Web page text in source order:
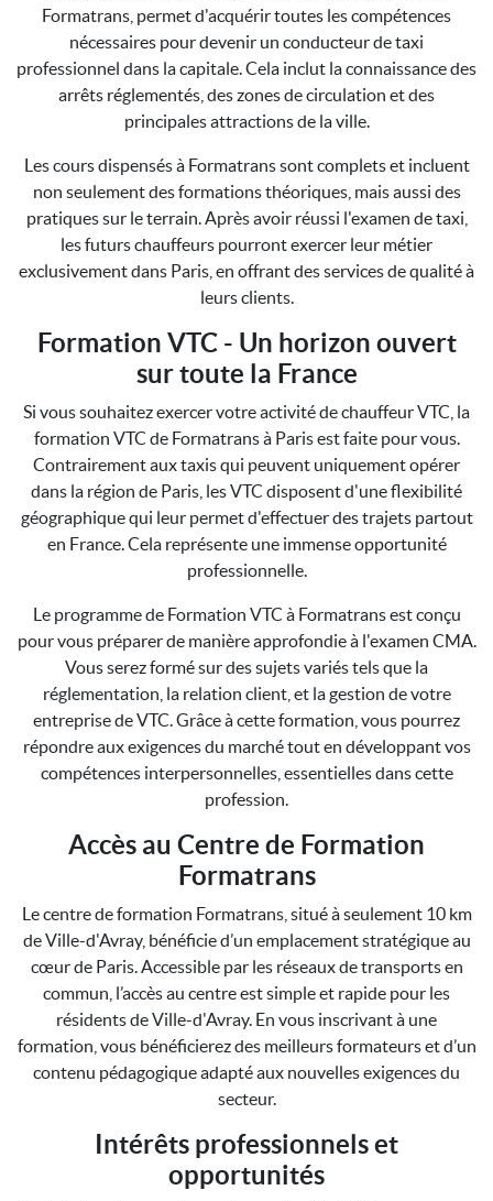
Formatrans, permet d'acquérir toutes les compétences
nécessaires pour devenir un conducteur de taxi
professionnel dans la capitale. Cela inclut la connaissance des
arrêts réglementés, des zones de circulation et des
principales attractions de la ville.
Les cours dispensés à Formatrans sont complets et incluent
non seulement des formations théoriques, mais aussi des
pratiques sur le terrain. Après avoir réussi l'examen de taxi,
les futurs chauffeurs pourront exercer leur métier
exclusivement dans Paris, en offrant des services de qualité à
leurs clients.
Formation VTC - Un horizon ouvert
sur toute la France
Si vous souhaitez exercer votre activité de chauffeur VTC, la
formation VTC de Formatrans à Paris est faite pour vous.
Contrairement aux taxis qui peuvent uniquement opérer
dans la région de Paris, les VTC disposent d'une flexibilité
géographique qui leur permet d'effectuer des trajets partout
en France. Cela représente une immense opportunité
professionnelle.
Le programme de Formation VTC à Formatrans est conçu
pour vous préparer de manière approfondie à l'examen CMA.
Vous serez formé sur des sujets variés tels que la
réglementation, la relation client, et la gestion de votre
entreprise de VTC. Grâce à cette formation, vous pourrez
répondre aux exigences du marché tout en développant vos
compétences interpersonnelles, essentielles dans cette
profession.
Accès au Centre de Formation
Formatrans
Le centre de formation Formatrans, situé à seulement 10 km
de Ville-d'Avray, bénéficie d’un emplacement stratégique au
cœur de Paris. Accessible par les réseaux de transports en
commun, l’accès au centre est simple et rapide pour les
résidents de Ville-d'Avray. En vous inscrivant à une
formation, vous bénéficierez des meilleurs formateurs et d’un
contenu pédagogique adapté aux nouvelles exigences du
secteur.
Intérêts professionnels et
opportunités